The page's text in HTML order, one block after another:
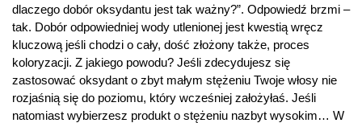
dlaczego dobór oksydantu jest tak ważny?”. Odpowiedź brzmi –
tak. Dobór odpowiedniej wody utlenionej jest kwestią wręcz
kluczową jeśli chodzi o cały, dość złożony także, proces
koloryzacji. Z jakiego powodu? Jeśli zdecydujesz się
zastosować oksydant o zbyt małym stężeniu Twoje włosy nie
rozjaśnią się do poziomu, który wcześniej założyłaś. Jeśli
natomiast wybierzesz produkt o stężeniu nazbyt wysokim… W